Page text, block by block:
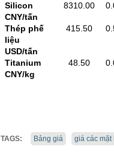
Silicon
CNY/tấn
8310.00
Thép phế
liệu
USD/tấn
415.50
Titanium
CNY/kg
48.50
TAGS: Bảng giá giá các mặt